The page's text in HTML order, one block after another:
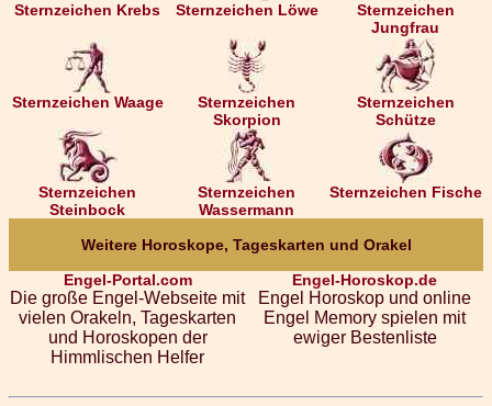
Sternzeichen Krebs Sternzeichen Löwe
Sternzeichen
Jungfrau
Sternzeichen Waage
Sternzeichen
Skorpion
Sternzeichen
Schütze
Sternzeichen
Steinbock
Sternzeichen
Wassermann
Sternzeichen Fische
Weitere Horoskope, Tageskarten und Orakel
Engel-Portal.com
Die große Engel-Webseite mit
vielen Orakeln, Tageskarten
und Horoskopen der
Himmlischen Helfer
Engel-Horoskop.de
Engel Horoskop und online
Engel Memory spielen mit
ewiger Bestenliste